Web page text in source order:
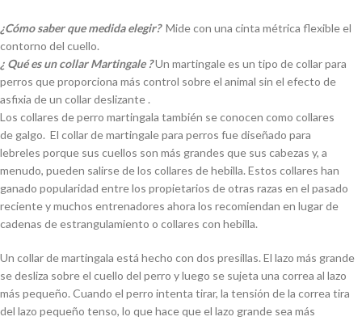
¿Cómo saber que medida elegir? Mide con una cinta métrica flexible el
contorno del cuello.
¿ Qué es un collar Martingale ?Un martingale es un tipo de collar para
perros que proporciona más control sobre el animal sin el efecto de
asfixia de un collar deslizante .
Los collares de perro martingala también se conocen como collares
de galgo. El collar de martingale para perros fue diseñado para
lebreles porque sus cuellos son más grandes que sus cabezas y, a
menudo, pueden salirse de los collares de hebilla. Estos collares han
ganado popularidad entre los propietarios de otras razas en el pasado
reciente y muchos entrenadores ahora los recomiendan en lugar de
cadenas de estrangulamiento o collares con hebilla.
Un collar de martingala está hecho con dos presillas. El lazo más grande
se desliza sobre el cuello del perro y luego se sujeta una correa al lazo
más pequeño. Cuando el perro intenta tirar, la tensión de la correa tira
del lazo pequeño tenso, lo que hace que el lazo grande sea más